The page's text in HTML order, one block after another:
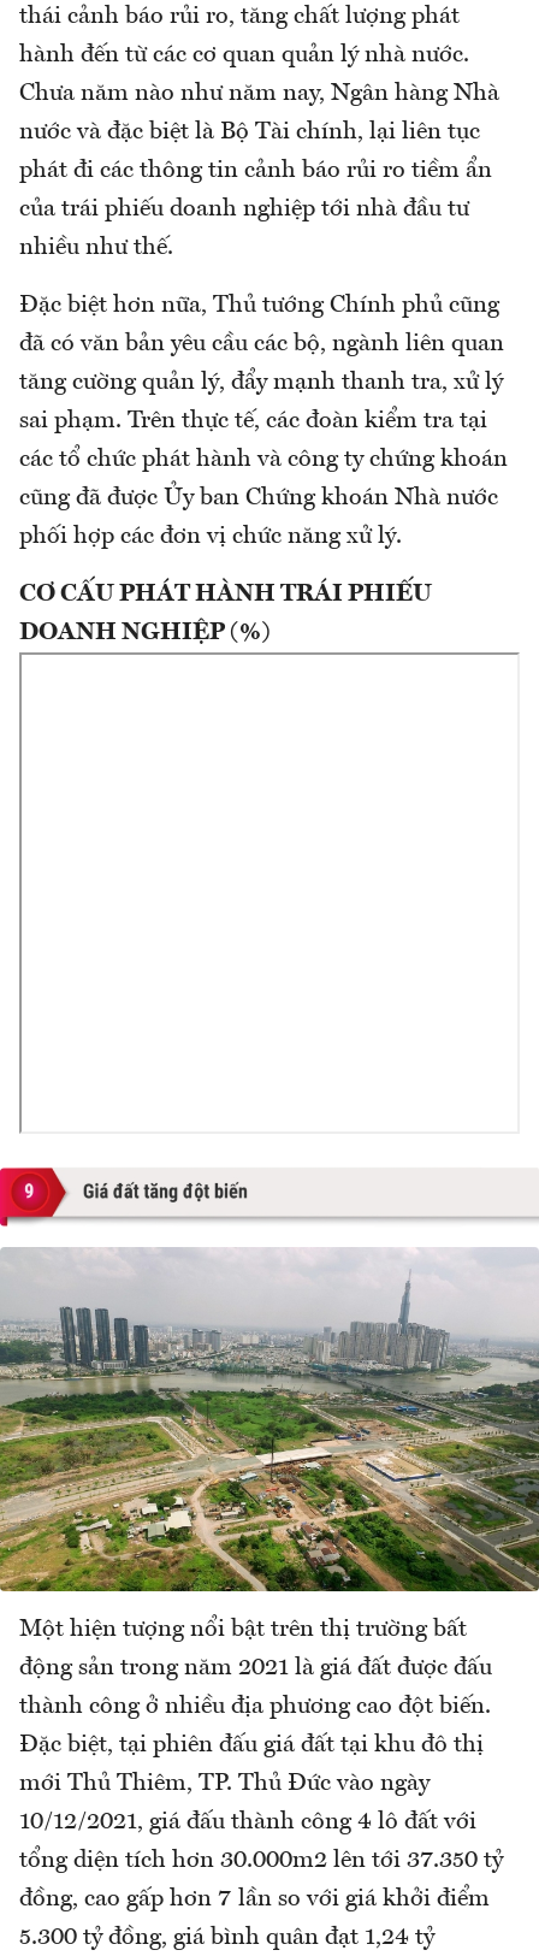
thái cảnh báo rủi ro, tăng chất lượng phát
hành đến từ các cơ quan quản lý nhà nước.
Chưa năm nào như năm nay, Ngân hàng Nhà
nước và đặc biệt là Bộ Tài chính, lại liên tục
phát đi các thông tin cảnh báo rủi ro tiềm ẩn
của trái phiếu doanh nghiệp tới nhà đầu tư
nhiều như thế.
Đặc biệt hơn nữa, Thủ tướng Chính phủ cũng
đã có văn bản yêu cầu các bộ, ngành liên quan
tăng cường quản lý, đẩy mạnh thanh tra, xử lý
sai phạm. Trên thực tế, các đoàn kiểm tra tại
các tổ chức phát hành và công ty chứng khoán
cũng đã được Ủy ban Chứng khoán Nhà nước
phối hợp các đơn vị chức năng xử lý.
CƠ CẤU PHÁT HÀNH TRÁI PHIẾU
DOANH NGHIỆP (%)
Một hiện tượng nổi bật trên thị trường bất
động sản trong năm 2021 là giá đất được đấu
thành công ở nhiều địa phương cao đột biến.
Đặc biệt, tại phiên đấu giá đất tại khu đô thị
mới Thủ Thiêm, TP. Thủ Đức vào ngày
10/12/2021, giá đấu thành công 4 lô đất với
tổng diện tích hơn 30.000m2 lên tới 37.350 tỷ
đồng, cao gấp hơn 7 lần so với giá khởi điểm
5.300 tỷ đồng, giá bình quân đạt 1,24 tỷ